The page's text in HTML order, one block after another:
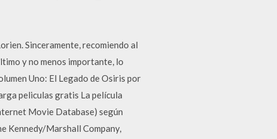
Sinceramente, recomiendo al
y no menos importante, lo
Uno: El Legado de Osiris por
peliculas gratis La película
Movie Database) según
Kennedy/Marshall Company,